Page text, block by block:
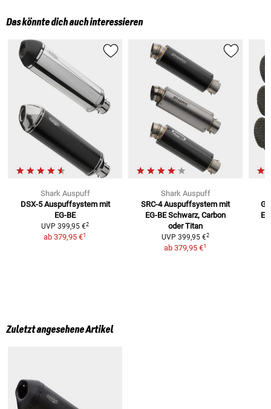
Das könnte dich auch interessieren
Shark Auspuff
DSX-5 Auspuffsystem mit
EG-BE
UVP 399,95 €2
ab 379,95 €1
Shark Auspuff
SRC-4 Auspuffsystem mit
EG-BE Schwarz, Carbon
oder Titan
UVP 399,95 €2
ab 379,95 €1
Zuletzt angesehene Artikel